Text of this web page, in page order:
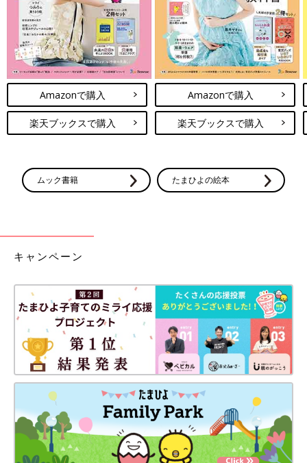
Amazonで購入
楽天ブックスで購入
Amazonで購入
楽天ブックスで購入
ムック書籍 たまひよの絵本
キャンペーン